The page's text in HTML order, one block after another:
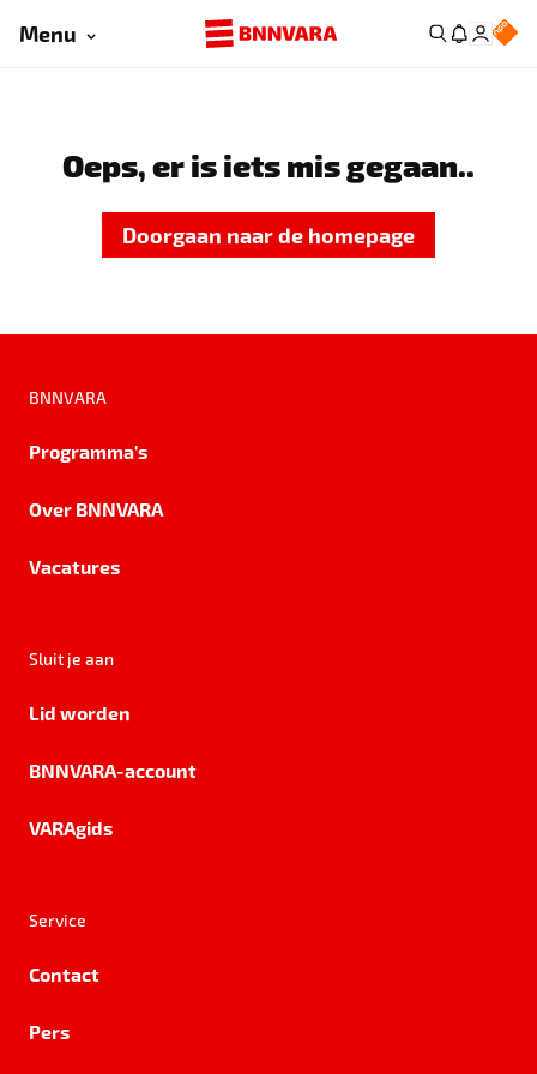
Menu
Oeps, er is iets mis gegaan..
Doorgaan naar de homepage
BNNVARA
Programma's
Over BNNVARA
Vacatures
Sluit je aan
Lid worden
BNNVARA-account
VARAgids
Service
Contact
Pers